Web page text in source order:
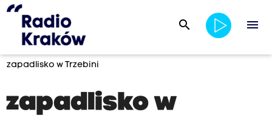
search menu
zapadlisko w Trzebini
zapadlisko w